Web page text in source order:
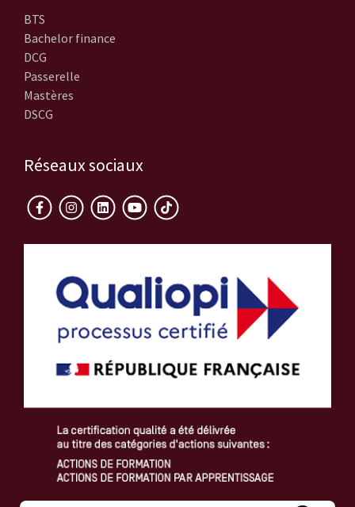
BTS
Bachelor finance
DCG
Passerelle
Mastères
DSCG
Réseaux sociaux